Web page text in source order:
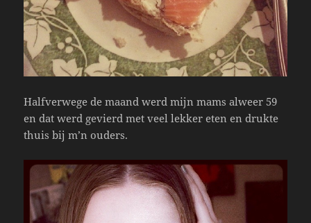
Halfverwege de maand werd mijn mams alweer 59
en dat werd gevierd met veel lekker eten en drukte
thuis bij m’n ouders.